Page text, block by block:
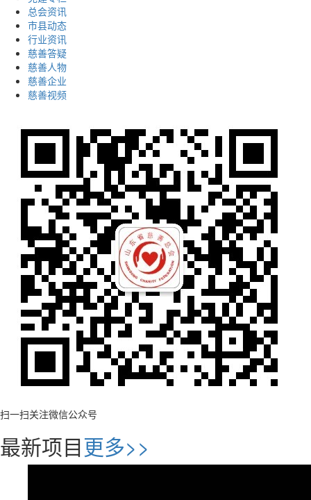
总会资讯
市县动态
行业资讯
慈善答疑
慈善人物
慈善企业
慈善视频
扫一扫关注微信公众号
最新项目更多>>